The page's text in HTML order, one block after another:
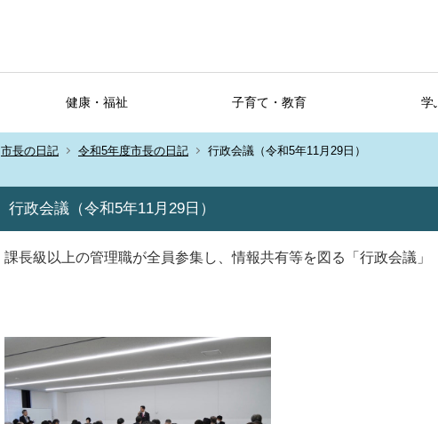
健康・福祉 子育て・教育 学
市長の日記 令和5年度市長の日記 行政会議（令和5年11月29日）
行政会議（令和5年11月29日）
課長級以上の管理職が全員参集し、情報共有等を図る「行政会議」